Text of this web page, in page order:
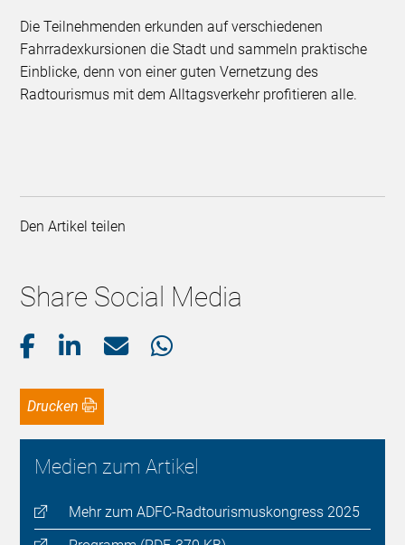
Die Teilnehmenden erkunden auf verschiedenen
Fahrradexkursionen die Stadt und sammeln praktische
Einblicke, denn von einer guten Vernetzung des
Radtourismus mit dem Alltagsverkehr profitieren alle.
Den Artikel teilen
Share Social Media
Drucken
Medien zum Artikel
Mehr zum ADFC-Radtourismuskongress 2025